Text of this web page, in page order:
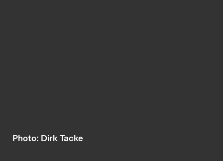
Photo: Dirk Tacke